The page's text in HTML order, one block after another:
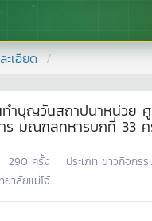
ะเอียด
ทำบุญวันสถาปนาหน่วย
ร มณฑลทหารบกที่ 33
290 ครั้ง ประเภท ข่าวกิจกรร
าลัยแม่โจ้